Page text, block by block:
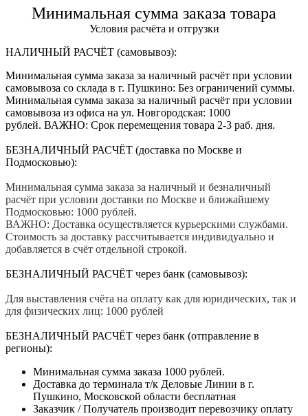
Минимальная сумма заказа товара
Условия расчёта и отгрузки
НАЛИЧНЫЙ РАСЧЁТ (самовывоз):
Минимальная сумма заказа за наличный расчёт при условии
самовывоза со склада в г. Пушкино: Без ограничений суммы.
Минимальная сумма заказа за наличный расчёт при условии
самовывоза из офиса на ул. Новгородская: 1000
рублей. ВАЖНО: Срок перемещения товара 2-3 раб. дня.
БЕЗНАЛИЧНЫЙ РАСЧЁТ (доставка по Москве и
Подмосковью):
Минимальная сумма заказа за наличный и безналичный
расчёт при условии доставки по Москве и ближайшему
Подмосковью: 1000 рублей.
ВАЖНО: Доставка осуществляется курьерскими службами.
Стоимость за доставку рассчитывается индивидуально и
добавляется в счёт отдельной строкой.
БЕЗНАЛИЧНЫЙ РАСЧЁТ через банк (самовывоз):
Для выставления счёта на оплату как для юридических, так и
для физических лиц: 1000 рублей
БЕЗНАЛИЧНЫЙ РАСЧЁТ через банк (отправление в
регионы):
Минимальная сумма заказа 1000 рублей.
Доставка до терминала т/к Деловые Линии в г.
Пушкино, Московской области бесплатная
Заказчик / Получатель производит перевозчику оплату